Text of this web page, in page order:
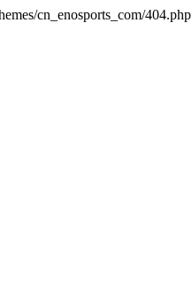
cn_enosports_com/404.php